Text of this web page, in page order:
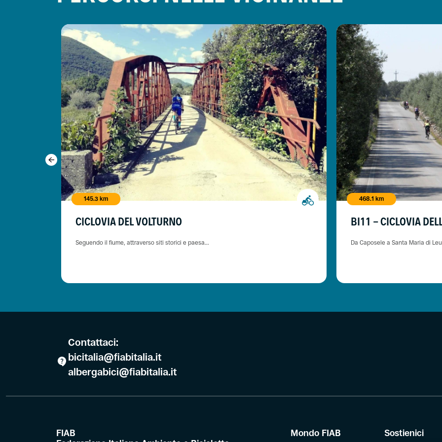
145.3 km
CICLOVIA DEL VOLTURNO
Seguendo il fiume, attraverso siti storici e paesa...
468.1 km
BI11 - CICLOVIA
Da Caposele a Santa Maria di
Contattaci:
bicitalia@fiabitalia.it
albergabici@fiabitalia.it
FIAB
Mondo FIAB Sostienici